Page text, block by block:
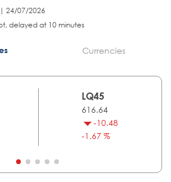
24/07/2026
delayed at 10 minutes
Currencies
LQ45
616.64
-10.48
-1.67 %